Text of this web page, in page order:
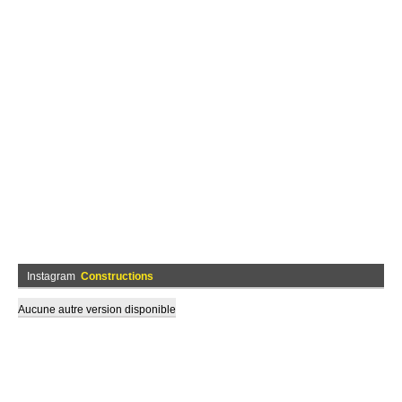
Instagram Constructions
Aucune autre version disponible